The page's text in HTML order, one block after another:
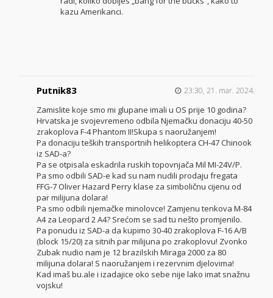
kazu Amerikanci.
Putnik83 23:30, 21. mar. 2024.
Zamislite koje smo mi glupane imali u OS prije 10 godina?
Hrvatska je svojevremeno odbila Njemačku donaciju 40-50
zrakoplova F-4 Phantom II!Skupa s naoružanjem!
Pa donaciju teških transportnih helikoptera CH-47 Chinook
iz SAD-a?
Pa se otpisala eskadrila ruskih topovnjača Mil MI-24V/P.
Pa smo odbili SAD-e kad su nam nudili prodaju fregata
FFG-7 Oliver Hazard Perry klase za simboličnu cijenu od
par milijuna dolara!
Pa smo odbili njemačke minolovce! Zamjenu tenkova M-84
A4 za Leopard 2 A4? Srećom se sad tu nešto promjenilo.
Pa ponudu iz SAD-a da kupimo 30-40 zrakoplova F-16 A/B
(block 15/20) za sitnih par milijuna po zrakoplovu! Zvonko
Zubak nudio nam je 12 brazilskih Miraga 2000 za 80
milijuna dolara! S naoružanjem i rezervnim djelovima!
Kad imaš bu.ale i izadajice oko sebe nije lako imat snažnu
vojsku!